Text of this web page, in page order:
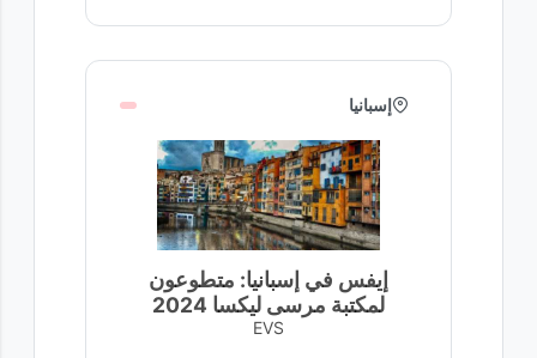
إسبانيا
إيفس في إسبانيا: متطوعون
لمكتبة مرسى ليكسا 2024
EVS